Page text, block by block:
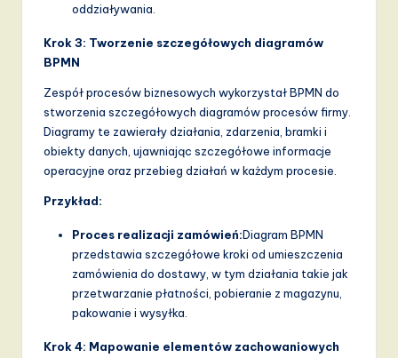
oddziaływania.
Krok 3: Tworzenie szczegółowych diagramów
BPMN
Zespół procesów biznesowych wykorzystał BPMN do
stworzenia szczegółowych diagramów procesów firmy.
Diagramy te zawierały działania, zdarzenia, bramki i
obiekty danych, ujawniając szczegółowe informacje
operacyjne oraz przebieg działań w każdym procesie.
Przykład:
Proces realizacji zamówień:Diagram BPMN
przedstawia szczegółowe kroki od umieszczenia
zamówienia do dostawy, w tym działania takie jak
przetwarzanie płatności, pobieranie z magazynu,
pakowanie i wysyłka.
Krok 4: Mapowanie elementów zachowaniowych